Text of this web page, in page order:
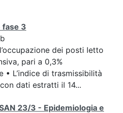
fase 3
dei posti letto
pari a 0,3%
• L’indice di trasmissibilità
dati estratti il 14...
23/3 - Epidemiologia e